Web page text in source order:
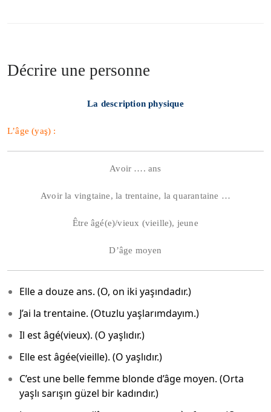
Décrire une personne
La description physique
L’âge (yaş) :
Avoir …. ans
Avoir la vingtaine, la trentaine, la quarantaine …
Être âgé(e)/vieux (vieille), jeune
D’âge moyen
Elle a douze ans. (O, on iki yaşındadır.)
J’ai la trentaine. (Otuzlu yaşlarımdayım.)
Il est âgé(vieux). (O yaşlıdır.)
Elle est âgée(vieille). (O yaşlıdır.)
C’est une belle femme blonde d’âge moyen. (Orta
yaşlı sarışın güzel bir kadındır.)